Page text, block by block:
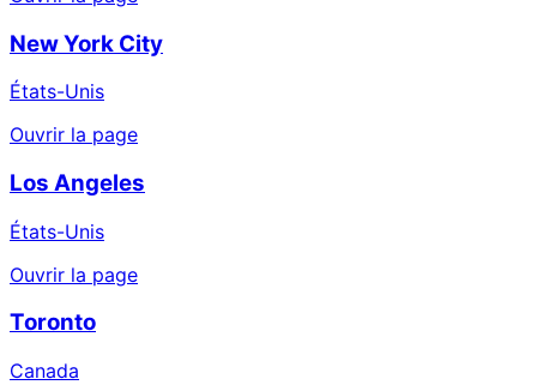
New York City
États-Unis
Ouvrir la page
Los Angeles
États-Unis
Ouvrir la page
Toronto
Canada